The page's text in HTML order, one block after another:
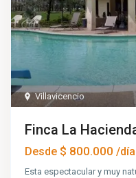
Villavicencio
Finca La
Desde $ 800.000/día
Esta espectacular y muy